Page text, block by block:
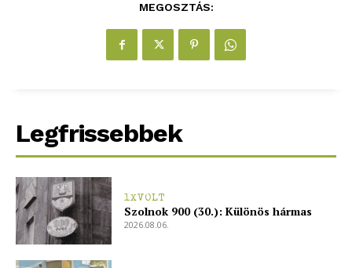
MEGOSZTÁS:
Legfrissebbek
1XVOLT
Szolnok 900 (30.): Különös hármas
2026.08.06.